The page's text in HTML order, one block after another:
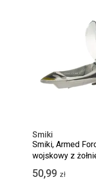
Smiki
Smiki, Armed
wojskowy z
pojazd z figurką
50,99 zł